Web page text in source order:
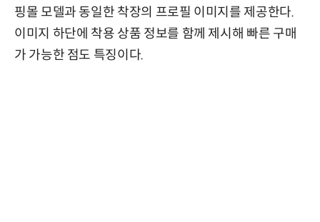
핑몰 모델과 동일한 착장의 프로필 이미지를 제공한다.
이미지 하단에 착용 상품 정보를 함께 제시해 빠른 구매
가 가능한 점도 특징이다.